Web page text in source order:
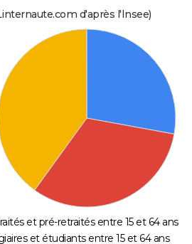
d'après l'Insee)
et pré-retraités entre 15 et 64 ans
et étudiants entre 15 et 64 ans